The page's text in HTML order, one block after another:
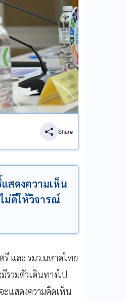
Share
สดงความเห็น
ม่ดีให้วิจารณ์
รี และ รมว.มหาดไทย
รวมตัวเดินทางไป
แสดงความคิดเห็น